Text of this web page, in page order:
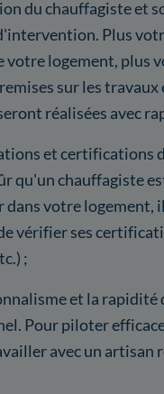
du chauffagiste et
Plus
votre logement, plus
sur les travaux
réalisées avec
et certifications
qu'un chauffagiste
votre logement, il
vérifier ses
;
et la rapidité
Pour piloter
avec un artisan